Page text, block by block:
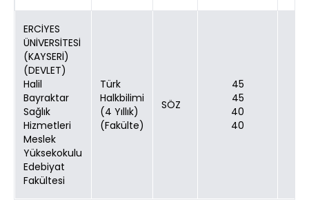
ERCİYES
ÜNİVERSİTESİ
(KAYSERİ)
(DEVLET)
Halil
Bayraktar
Sağlık
Hizmetleri
Meslek
Yüksekokulu
Edebiyat
Fakültesi
Türk
Halkbilimi
(4 Yıllık)
(Fakülte)
SÖZ
45
45
40
40